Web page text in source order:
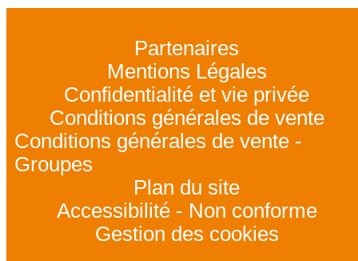
Partenaires
Mentions Légales
Confidentialité et vie privée
Conditions générales de vente
Conditions générales de vente -
Groupes
Plan du site
Accessibilité - Non conforme
Gestion des cookies